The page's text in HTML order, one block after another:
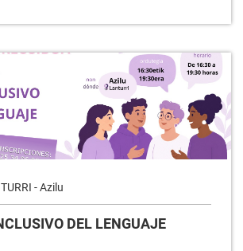
DEL LENGUAJE
- Azilu
DEL LENGUAJE